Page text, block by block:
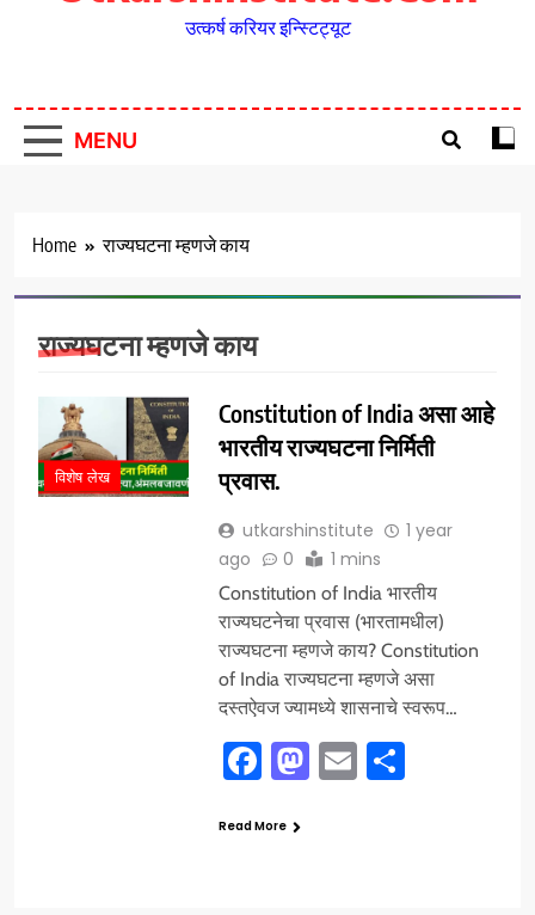
उत्कर्ष करियर इन्स्टिट्यूट
MENU
Home राज्यघटना म्हणजे काय
राज्यघटना म्हणजे काय
विशेष लेख
Constitution of India असा आहे
भारतीय राज्यघटना निर्मिती
प्रवास.
utkarshinstitute
1 year
ago
0 1 mins
Constitution of India भारतीय
राज्यघटनेचा प्रवास (भारतामधील)
राज्यघटना म्हणजे काय? Constitution
of India राज्यघटना म्हणजे असा
दस्तऐवज ज्यामध्ये शासनाचे स्वरूप…
Facebook
Mastodon
EmailShare
Read More